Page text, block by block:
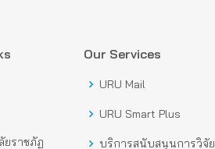
ยราชภัฏ
Our Services
URU Mail
URU Smart Plus
บริการสนับสนุนการวิจัย